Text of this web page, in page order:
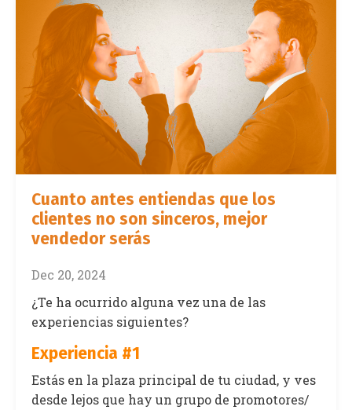
Cuanto antes entiendas que los
clientes no son sinceros, mejor
vendedor serás
Dec 20, 2024
¿Te ha ocurrido alguna vez una de las
experiencias siguientes?
Experiencia #1
Estás en la plaza principal de tu ciudad, y ves
desde lejos que hay un grupo de promotores/